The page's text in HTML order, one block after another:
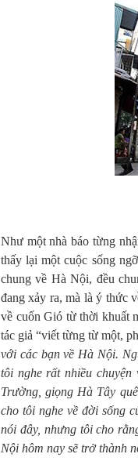
Như một nhà báo từng
thấy lại một cuộc sống
chung về Hà Nội, đều
đang xảy ra, mà là ý thức
về cuốn Gió từ thời khuất
tác giả “viết từng từ một,
với các bạn về Hà Nội.
tôi nghe rất nhiều
Trường, giọng Hà Tây
cho tôi nghe về đời sống
nói đây, nhưng tôi cho
Nội hôm nay sẽ trở thành